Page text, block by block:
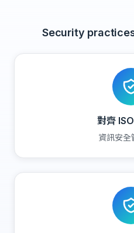
Security
對齊
資訊安全